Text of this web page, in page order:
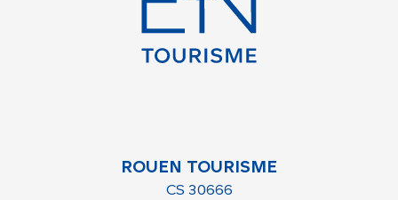
ROUEN TOURISME
CS 30666